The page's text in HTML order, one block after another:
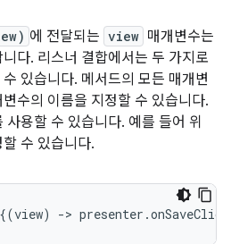
에 전달되는 view 매개변수는
다. 리스너 결합에서는 두 가지로
있습니다. 메서드의 모든 매개변
수의 이름을 지정할 수 있습니다.
용할 수 있습니다. 예를 들어 위
수 있습니다.
->